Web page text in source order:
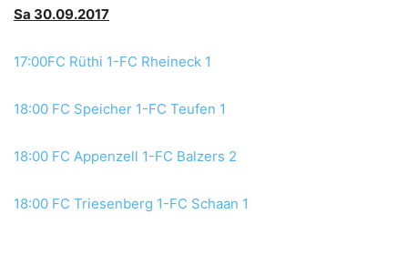
Sa 30.09.2017
17:00FC Rüthi 1-FC Rheineck 1
18:00 FC Speicher 1-FC Teufen 1
18:00 FC Appenzell 1-FC Balzers 2
18:00 FC Triesenberg 1-FC Schaan 1